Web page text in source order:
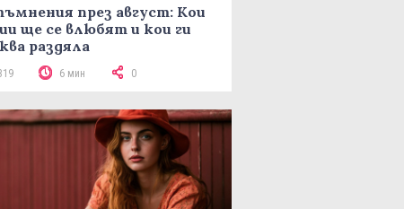
през август: Кои
ще се влюбят и кои ги
раздяла
6 мин 0